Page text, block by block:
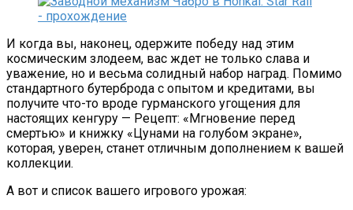
И когда вы, наконец, одержите победу над этим
космическим злодеем, вас ждет не только слава и
уважение, но и весьма солидный набор наград. Помимо
стандартного бутерброда с опытом и кредитами, вы
получите что-то вроде гурманского угощения для
настоящих кенгуру — Рецепт: «Мгновение перед
смертью» и книжку «Цунами на голубом экране»,
которая, уверен, станет отличным дополнением к вашей
коллекции.
А вот и список вашего игрового урожая: